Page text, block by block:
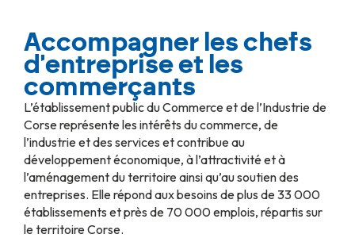
Accompagner les chefs
d'entreprise et les
commerçants
L’établissement public du Commerce et de l’Industrie de
Corse représente les intérêts du commerce, de
l’industrie et des services et contribue au
développement économique, à l’attractivité et à
l’aménagement du territoire ainsi qu’au soutien des
entreprises. Elle répond aux besoins de plus de 33 000
établissements et près de 70 000 emplois, répartis sur
le territoire Corse.